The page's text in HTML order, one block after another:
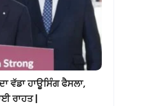
ਵੱਡਾ ਹਾਊਸਿੰਗ ਫੈਸਲਾ,
ਰਾਹਤ |